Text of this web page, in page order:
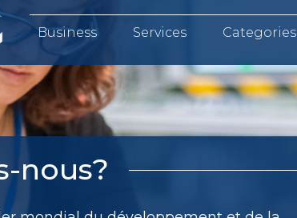
Business Services Categories
nous?